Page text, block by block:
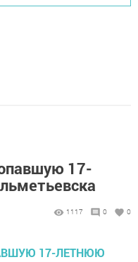
17-
1117 0 0